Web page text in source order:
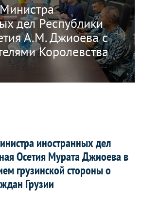
дел Республики
А.М. Джиоева с
Королевства
иностранных дел
Осетия Мурата Джиоева в
грузинской стороны о
Грузии